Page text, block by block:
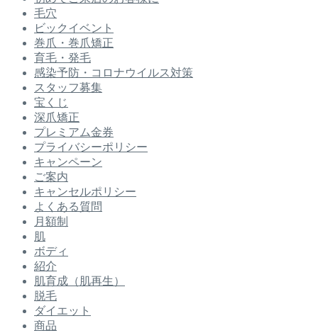
毛穴
ビックイベント
巻爪・巻爪矯正
育毛・発毛
感染予防・コロナウイルス対策
スタッフ募集
宝くじ
深爪矯正
プレミアム金券
プライバシーポリシー
キャンペーン
ご案内
キャンセルポリシー
よくある質問
月額制
肌
ボディ
紹介
肌育成（肌再生）
脱毛
ダイエット
商品